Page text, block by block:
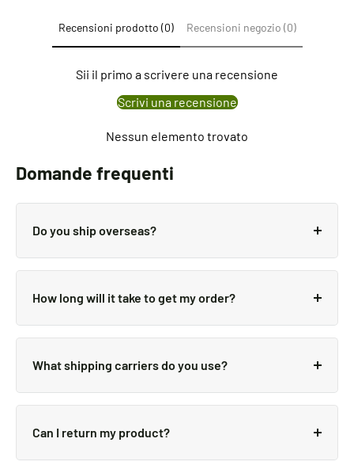
Recensioni prodotto (0) Recensioni negozio (0)
Sii il primo a scrivere una recensione
Scrivi una recensione
Nessun elemento trovato
Domande frequenti
Do you ship overseas?
Yes, we ship all over the world. Shipping costs will
discounts and promotions all year, so stay tuned for
exclusive deals.
How long will it take to get my order?
It depends on where you are. Orders processed here
deliveries can take anywhere from 7-16 days.
Delivery details will be provided in your confirmation
What shipping carriers do you use?
We use all major carriers, and local courier partners.
checkout.
Can I return my product?
We always aim for make sure our customers love our